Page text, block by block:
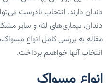
دندان دارند. انتخاب نادرست
دندان، بیماری‌های لثه و سایر
مقاله به بررسی کامل انواع
انتخاب آنها خواهیم پرداخت.